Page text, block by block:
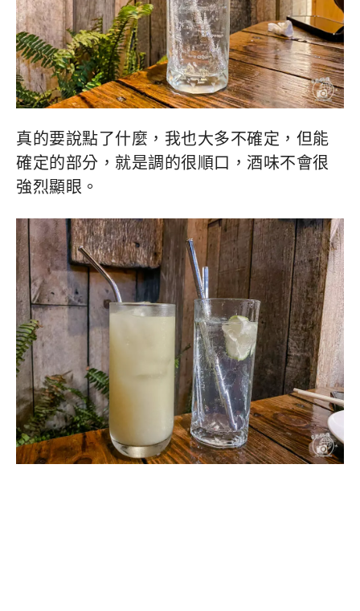
真的要說點了什麼，我也大多不確定，但能
確定的部分，就是調的很順口，酒味不會很
強烈顯眼。